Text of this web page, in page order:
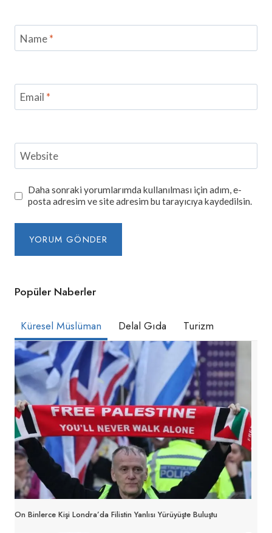
Name*
Email *
Website
Daha sonraki yorumlarımda kullanılması için adım, e-
posta adresim ve site adresim bu tarayıcıya kaydedilsin.
Popüler Naberler
Küresel Müslüman Delal Gıda Turizm
On Binlerce Kişi Londra’da Filistin Yanlısı Yürüyüşte Buluştu